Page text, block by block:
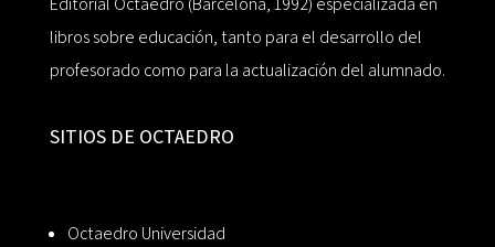
libros sobre educación, tanto para el desarrollo del
profesorado como para la actualización del alumnado.
SITIOS DE OCTAEDRO
Octaedro Universidad